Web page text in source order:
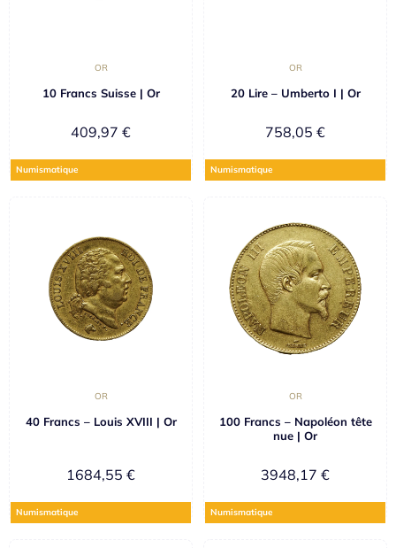
OR
10 Francs Suisse | Or
409,97 €
Numismatique
OR
20 Lire – Umberto I | Or
758,05 €
Numismatique
OR
40 Francs – Louis XVIII | Or
1684,55 €
Numismatique
OR
100 Francs – Napoléon tête
nue | Or
3948,17 €
Numismatique